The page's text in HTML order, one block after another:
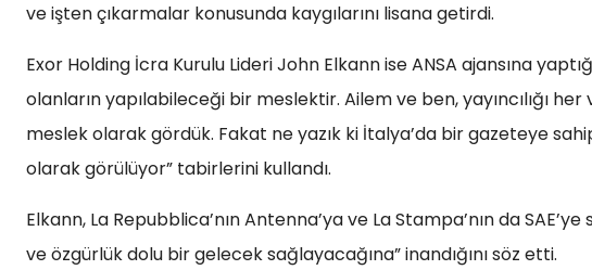
ve işten çıkarmalar konusunda kaygılarını lisana getirdi.
Exor Holding İcra Kurulu Lideri John Elkann ise ANSA ajansına
olanların yapılabileceği bir meslektir. Ailem ve ben, yayıncılığı
meslek olarak gördük. Fakat ne yazık ki İtalya’da bir gazeteye
olarak görülüyor” tabirlerini kullandı.
Elkann, La Repubblica’nın Antenna’ya ve La Stampa’nın da
ve özgürlük dolu bir gelecek sağlayacağına” inandığını söz etti.